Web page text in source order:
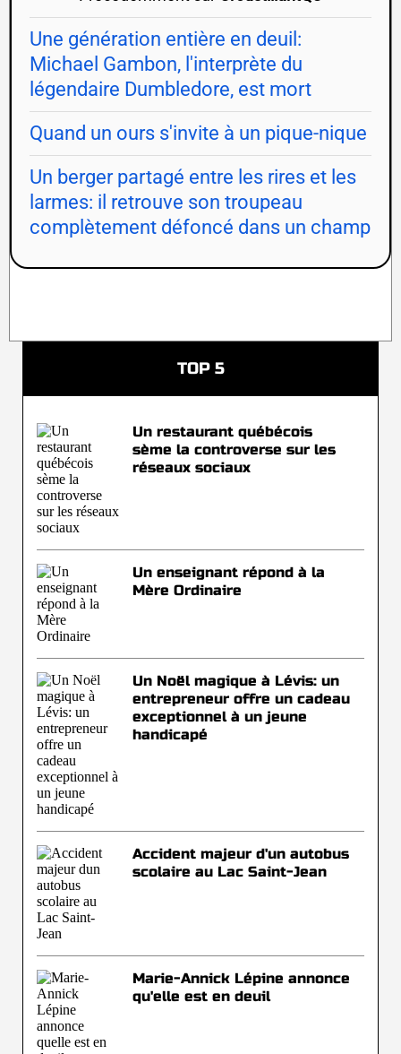
Une génération entière en deuil:
Michael Gambon, l'interprète du
légendaire Dumbledore, est mort
Quand un ours s'invite à un pique-nique
Un berger partagé entre les rires et les
larmes: il retrouve son troupeau
complètement défoncé dans un champ
TOP 5
Un restaurant québécois
sème la controverse sur les
réseaux sociaux
Un enseignant répond à la
Mère Ordinaire
Un Noël magique à Lévis: un
entrepreneur offre un cadeau
exceptionnel à un jeune
handicapé
Accident majeur d'un autobus
scolaire au Lac Saint-Jean
Marie-Annick Lépine annonce
qu'elle est en deuil